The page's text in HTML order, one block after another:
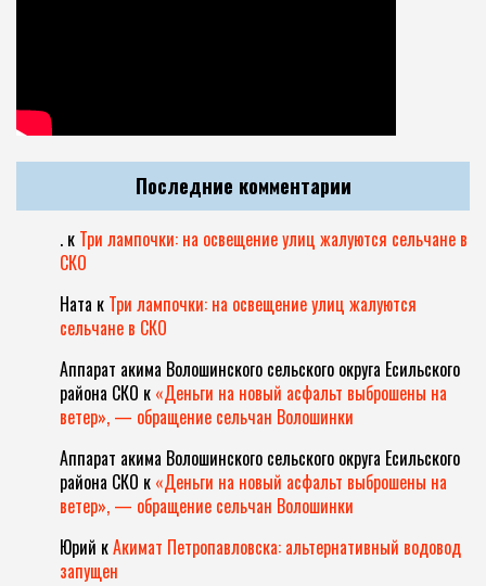
Последние комментарии
. к Три лампочки: на освещение улиц жалуются сельчане в
СКО
Ната к Три лампочки: на освещение улиц жалуются
сельчане в СКО
Аппарат акима Волошинского сельского округа Есильского
района СКО к «Деньги на новый асфальт выброшены на
ветер», — обращение сельчан Волошинки
Аппарат акима Волошинского сельского округа Есильского
района СКО к «Деньги на новый асфальт выброшены на
ветер», — обращение сельчан Волошинки
Юрий кАкимат Петропавловска: альтернативный водовод
запущен